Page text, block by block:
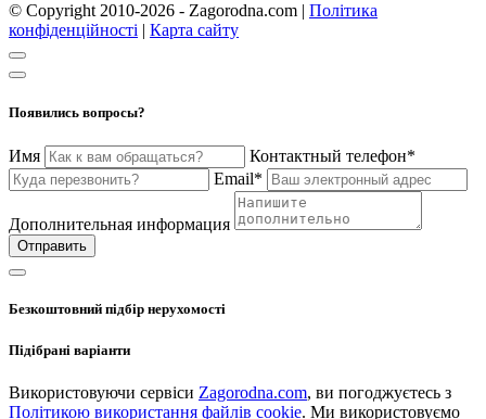
© Copyright 2010-2026 - Zagorodna.com | Політика
конфіденційності | Карта сайту
Появились вопросы?
Имя
Контактный телефон*
Email*
Дополнительная информация
Отправить
Безкоштовний підбір нерухомості
Підібрані варіанти
Використовуючи сервіси Zagorodna.com, ви погоджуєтесь з
Політикою використання файлів cookie. Ми використовуємо